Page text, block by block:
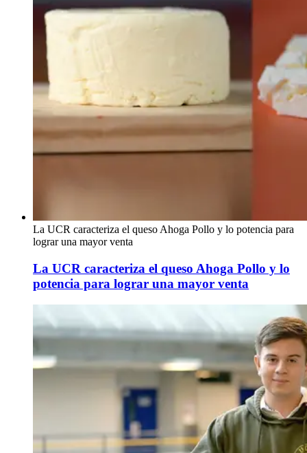
La UCR caracteriza el queso Ahoga Pollo y lo potencia para
lograr una mayor venta
La UCR caracteriza el queso Ahoga Pollo y lo
potencia para lograr una mayor venta